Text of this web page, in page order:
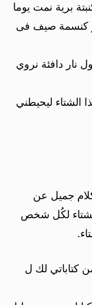
برية نمت يوما
كنسمة صيف فى
نار دافئة نروي
الشتاء ليحيطني
جميل عن
لكُل شخص
كتاباتي لك ل